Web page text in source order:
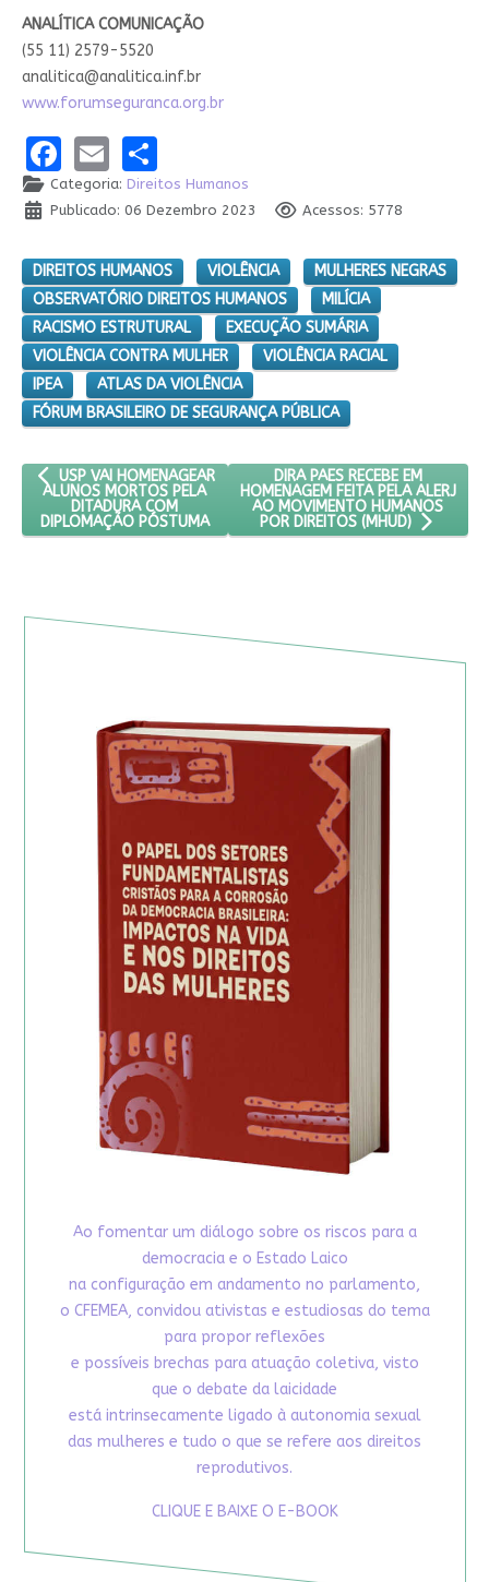
ANALÍTICA COMUNICAÇÃO
(55 11) 2579-5520
analitica@analitica.inf.br
www.forumseguranca.org.br
Facebook
EmailShare
Categoria: Direitos Humanos
Publicado: 06 Dezembro 2023
Acessos: 5778
DIREITOS HUMANOS VIOLÊNCIA
MULHERES NEGRAS
OBSERVATÓRIO DIREITOS HUMANOS
MILÍCIA
RACISMO ESTRUTURAL
EXECUÇÃO SUMÁRIA
VIOLÊNCIA CONTRA MULHER
VIOLÊNCIA RACIAL
IPEA
ATLAS DA VIOLÊNCIA
FÓRUM BRASILEIRO DE SEGURANÇA PÚBLICA
ARTIGO ANTERIOR: USP VAI HOMENAGEAR ALUNOS MORTOS
USP VAI HOMENAGEAR
ALUNOS MORTOS PELA
DITADURA COM
DIPLOMAÇÃO PÓSTUMA
PRÓXIMO ARTIGO: DIRA PAES
DIRA PAES RECEBE EM
HOMENAGEM FEITA PELA ALERJ
AO MOVIMENTO HUMANOS
POR DIREITOS (MHUD)
Ao fomentar um diálogo sobre os riscos para a
democracia e o Estado Laico
na configuração em andamento no parlamento,
o CFEMEA, convidou ativistas e estudiosas do tema
para propor reflexões
e possíveis brechas para atuação coletiva, visto
que o debate da laicidade
está intrinsecamente ligado à autonomia sexual
das mulheres e tudo o que se refere aos direitos
reprodutivos.
CLIQUE E BAIXE O E-BOOK